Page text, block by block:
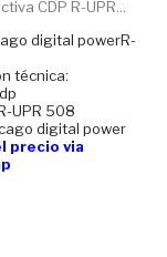
CDP R-UPR...
digital powerR-
técnica:
UPR 508
digital power
precio via